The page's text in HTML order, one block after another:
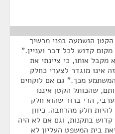
הושמעה בפני מרשיך
מקום קדוש לכל דבר ועניין."
אותו, כי ציינתי את
אינו מוגדר לצערי כחלק
מכך." גם אם לוקחים
שהכותל הקטן איננו
הרי ברור שהוא חלק
חלק מהרחבה. כיוון
בתקנות, וגם אם לא היה
בית המשפט העליון לא